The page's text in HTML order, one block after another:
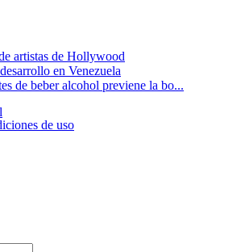
artistas de Hollywood
en Venezuela
de beber alcohol previene la bo...
de uso